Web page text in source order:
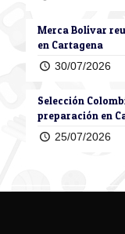
Merca Bolívar
en Cartagena
30/07/2026
Selección
preparación en
25/07/2026